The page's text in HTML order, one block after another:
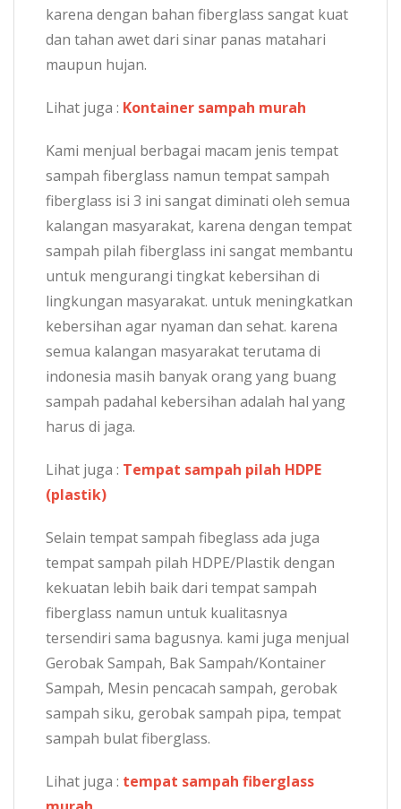
karena dengan bahan fiberglass sangat kuat
dan tahan awet dari sinar panas matahari
maupun hujan.
Lihat juga : Kontainer sampah murah
Kami menjual berbagai macam jenis tempat
sampah fiberglass namun tempat sampah
fiberglass isi 3 ini sangat diminati oleh semua
kalangan masyarakat, karena dengan tempat
sampah pilah fiberglass ini sangat membantu
untuk mengurangi tingkat kebersihan di
lingkungan masyarakat. untuk meningkatkan
kebersihan agar nyaman dan sehat. karena
semua kalangan masyarakat terutama di
indonesia masih banyak orang yang buang
sampah padahal kebersihan adalah hal yang
harus di jaga.
Lihat juga : Tempat sampah pilah HDPE
(plastik)
Selain tempat sampah fibeglass ada juga
tempat sampah pilah HDPE/Plastik dengan
kekuatan lebih baik dari tempat sampah
fiberglass namun untuk kualitasnya
tersendiri sama bagusnya. kami juga menjual
Gerobak Sampah, Bak Sampah/Kontainer
Sampah, Mesin pencacah sampah, gerobak
sampah siku, gerobak sampah pipa, tempat
sampah bulat fiberglass.
Lihat juga : tempat sampah fiberglass